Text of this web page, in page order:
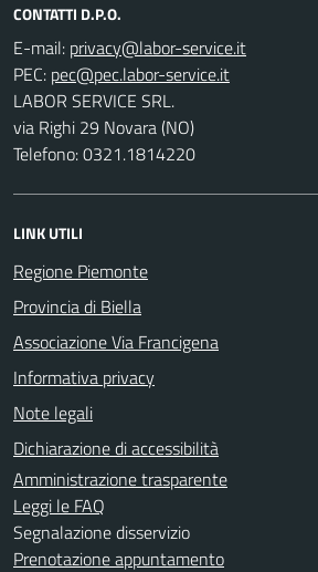
CONTATTI D.P.O.
E-mail:
PEC:
LABOR SERVICE SRL.
via Righi 29 Novara (NO)
Telefono: 0321.1814220
LINK UTILI
Regione Piemonte
Provincia di Biella
Associazione Via Francigena
Informativa privacy
Note legali
Dichiarazione di accessibilità
Amministrazione trasparente
Leggi le FAQ
Segnalazione disservizio
Prenotazione appuntamento